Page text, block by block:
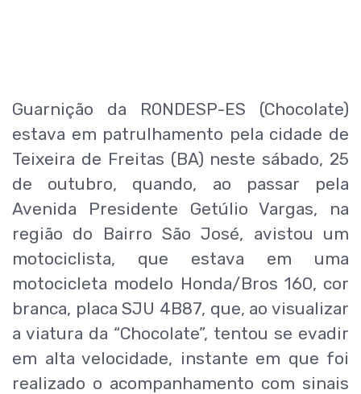
Guarnição da RONDESP-ES (Chocolate)
estava em patrulhamento pela cidade de
Teixeira de Freitas (BA) neste sábado, 25
de outubro, quando, ao passar pela
Avenida Presidente Getúlio Vargas, na
região do Bairro São José, avistou um
motociclista, que estava em uma
motocicleta modelo Honda/Bros 160, cor
branca, placa SJU 4B87, que, ao visualizar
a viatura da “Chocolate”, tentou se evadir
em alta velocidade, instante em que foi
realizado o acompanhamento com sinais